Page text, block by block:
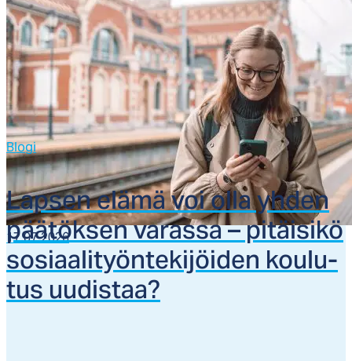
17.07.2026
Blogi
Lap­sen elä­mä voi ol­la yh­den
pää­tök­sen va­ras­sa – pi­täi­si­kö
so­siaa­li­työn­te­ki­jöi­den kou­lu­
tus uu­dis­taa?